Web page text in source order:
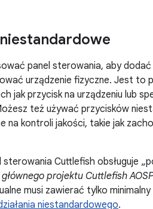
niestandardowe
panel sterowania, aby
urządzenie fizyczne. Jest
jak przycisk na urządzeniu lub
też używać przycisków
na kontroli jakości, takie jak
sterowania Cuttlefish obsługuje
projektu Cuttlefish
musi zawierać tylko
niestandardowego.